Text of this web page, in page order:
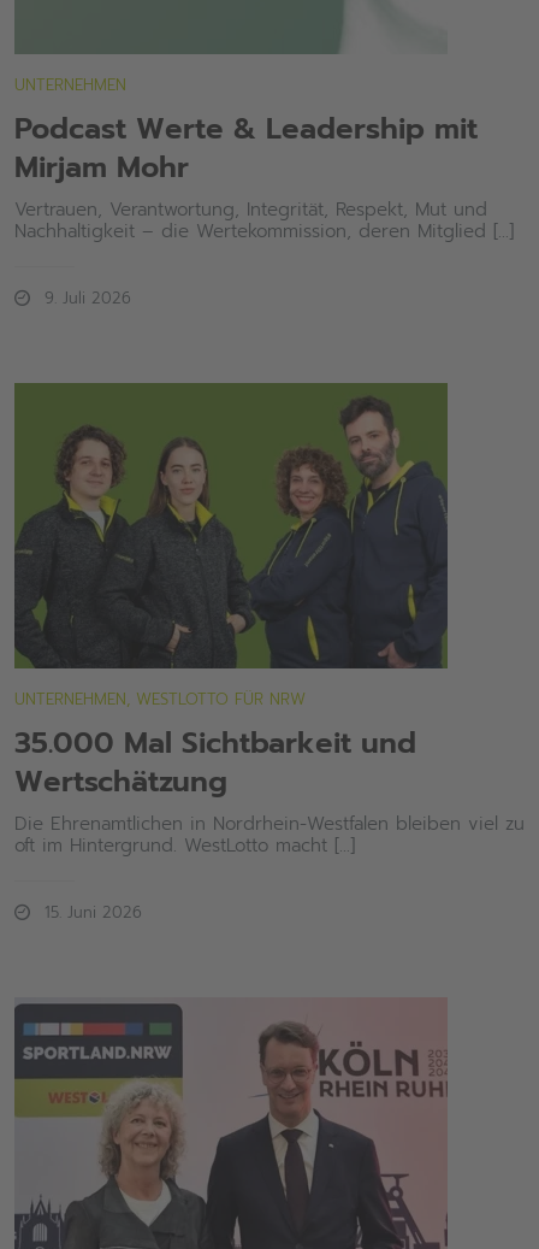
UNTERNEHMEN
Podcast Werte & Leadership mit
Mirjam Mohr
Vertrauen, Verantwortung, Integrität, Respekt, Mut und
Nachhaltigkeit – die Wertekommission, deren Mitglied [...]
9. Juli 2026
UNTERNEHMEN, WESTLOTTO FÜR NRW
35.000 Mal Sichtbarkeit und
Wertschätzung
Die Ehrenamtlichen in Nordrhein-Westfalen bleiben viel zu
oft im Hintergrund. WestLotto macht [...]
15. Juni 2026